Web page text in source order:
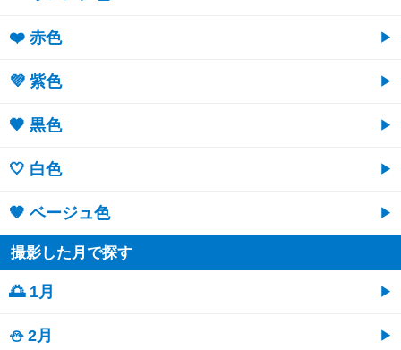
❤️ 赤色
💜 紫色
🖤 黒色
🤍 白色
🤎 ベージュ色
撮影した月で探す
🌅 1月
⛄ 2月